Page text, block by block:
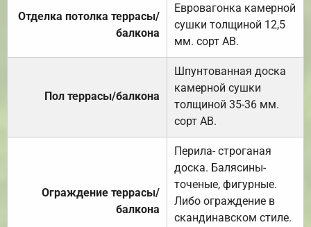
Отделка потолка террасы/
балкона
Евровагонка камерной
сушки толщиной 12,5
мм. сорт АВ.
Пол террасы/балкона
Шпунтованная доска
камерной сушки
толщиной 35-36 мм.
сорт АВ.
Ограждение террасы/
балкона
Перила- строганая
доска. Балясины-
точеные, фигурные.
Либо ограждение в
скандинавском стиле.